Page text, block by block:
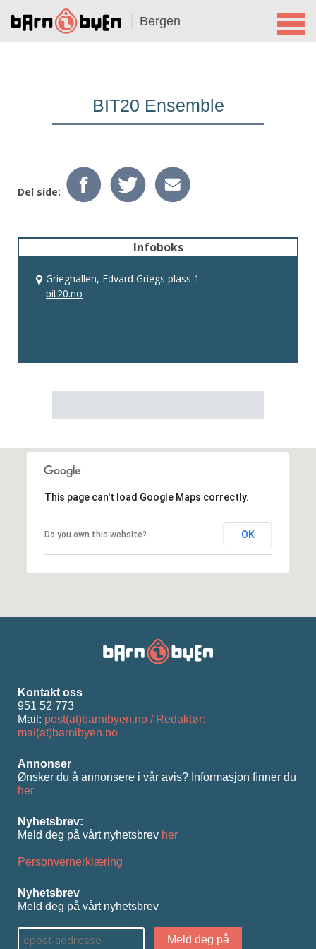
Bergen
BIT20 Ensemble
Del side:
Infoboks
Grieghallen, Edvard Griegs plass 1
bit20.no
This page can't load Google Maps correctly.
Do you own this website? OK
Kontakt oss
951 52 773
Mail: post(at)barnibyen.no / Redaktør:
mai(at)barnibyen.no
Annonser
Ønsker du å annonsere i vår avis? Informasjon ﬁnner du
her
Nyhetsbrev:
Meld deg på vårt nyhetsbrev her
Personvernerklæring
Nyhetsbrev
Meld deg på vårt nyhetsbrev